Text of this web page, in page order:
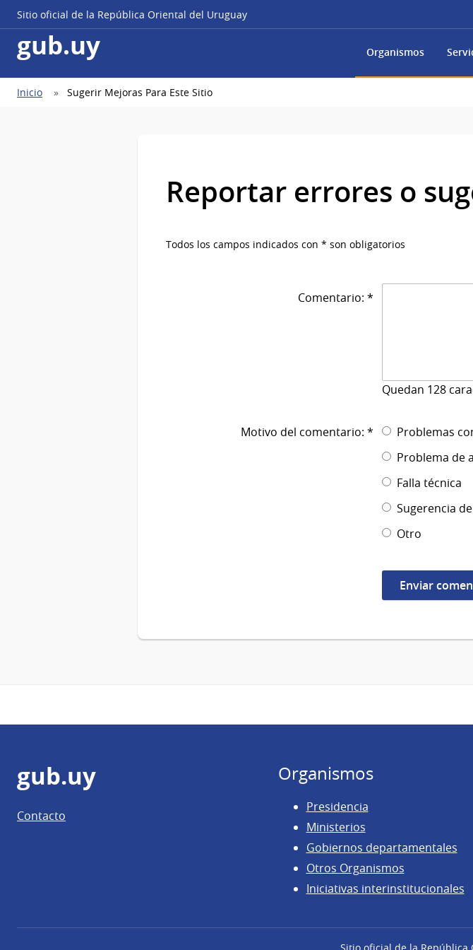
Sitio oficial de la República Oriental del Uruguay
gub.uy Organismos
Ruta
Inicio Sugerir Mejoras Para Este Sitio
Reportar errores o
Todos los campos indicados con * son obligatorios
Comentario: *
Quedan 128
Motivo del comentario: *
Problemas
Problema de
Falla técnica
Sugerencia
Otro
Pie
de
página
gub.uy
Contacto
Organismos
Presidencia
Ministerios
Gobiernos departamentales
Otros Organismos
Iniciativas interinstitucionales